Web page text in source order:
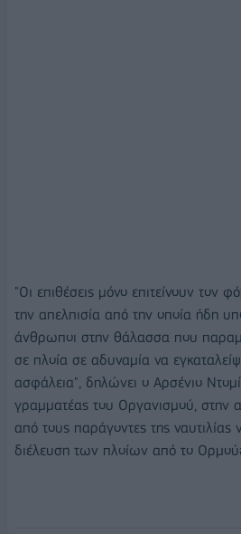
"Οι επιθέσεις μόνο επιτείνουν τον
την απελπισία από την οποία ήδη
άνθρωποι στην θάλασσα που
σε πλοία σε αδυναμία να
ασφάλεια", δηλώνει ο Αρσένιο
γραμματέας του Οργανισμού, στην
από τους παράγοντες της
διέλευση των πλοίων από το